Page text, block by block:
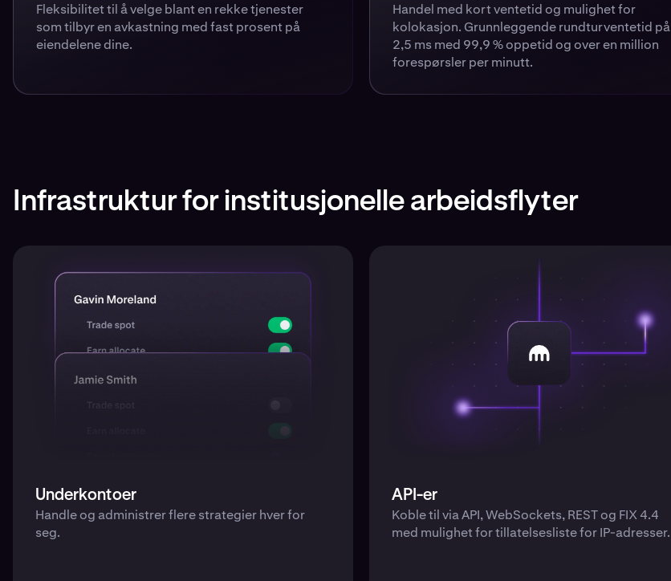
Fleksibilitet til å velge blant en rekke tjenester
som tilbyr en avkastning med fast prosent på
eiendelene dine.
Handel med kort ventetid og mulighet for
kolokasjon. Grunnleggende rundturventetid på
2,5 ms med 99,9 % oppetid og over en million
forespørsler per minutt.
Infrastruktur for institusjonelle arbeidsflyter
Underkontoer
Handle og administrer flere strategier hver for
seg.
API-er
Koble til via API, WebSockets, REST og FIX 4.4
med mulighet for tillatelsesliste for IP-adresser.